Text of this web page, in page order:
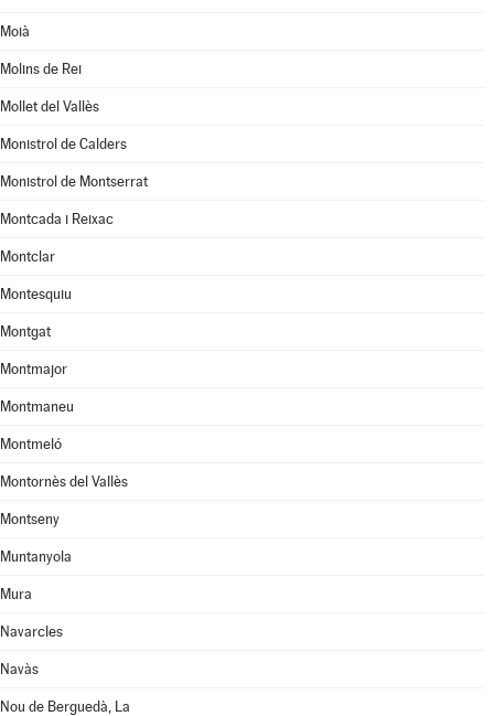
Moià
Molins de Rei
Mollet del Vallès
Monistrol de Calders
Monistrol de Montserrat
Montcada i Reixac
Montclar
Montesquiu
Montgat
Montmajor
Montmaneu
Montmeló
Montornès del Vallès
Montseny
Muntanyola
Mura
Navarcles
Navàs
Nou de Berguedà, La